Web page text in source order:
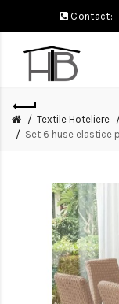
Contact:
Textile Hoteliere
Set 6 huse elastice